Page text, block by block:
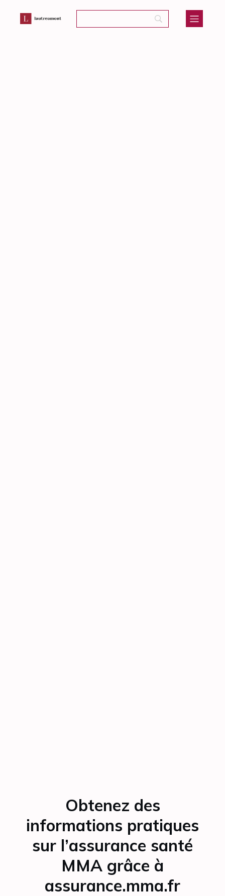
Obtenez des
informations pratiques
sur l’assurance santé
MMA grâce à
assurance.mma.fr